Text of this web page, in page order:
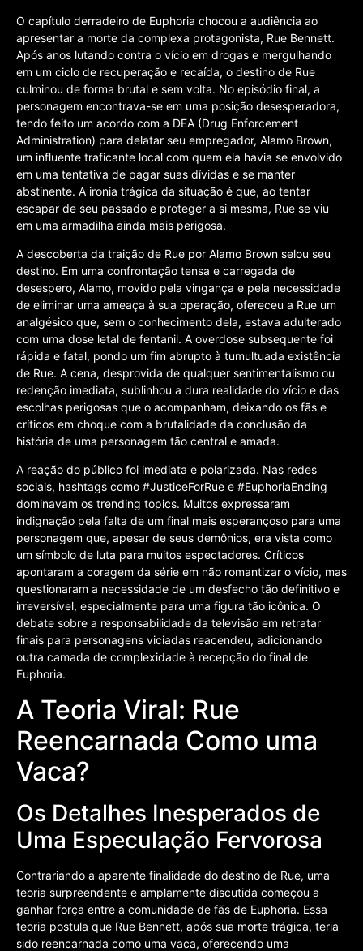
O capítulo derradeiro de Euphoria chocou a audiência ao
apresentar a morte da complexa protagonista, Rue Bennett.
Após anos lutando contra o vício em drogas e mergulhando
em um ciclo de recuperação e recaída, o destino de Rue
culminou de forma brutal e sem volta. No episódio final, a
personagem encontrava-se em uma posição desesperadora,
tendo feito um acordo com a DEA (Drug Enforcement
Administration) para delatar seu empregador, Alamo Brown,
um influente traficante local com quem ela havia se envolvido
em uma tentativa de pagar suas dívidas e se manter
abstinente. A ironia trágica da situação é que, ao tentar
escapar de seu passado e proteger a si mesma, Rue se viu
em uma armadilha ainda mais perigosa.
A descoberta da traição de Rue por Alamo Brown selou seu
destino. Em uma confrontação tensa e carregada de
desespero, Alamo, movido pela vingança e pela necessidade
de eliminar uma ameaça à sua operação, ofereceu a Rue um
analgésico que, sem o conhecimento dela, estava adulterado
com uma dose letal de fentanil. A overdose subsequente foi
rápida e fatal, pondo um fim abrupto à tumultuada existência
de Rue. A cena, desprovida de qualquer sentimentalismo ou
redenção imediata, sublinhou a dura realidade do vício e das
escolhas perigosas que o acompanham, deixando os fãs e
críticos em choque com a brutalidade da conclusão da
história de uma personagem tão central e amada.
A reação do público foi imediata e polarizada. Nas redes
sociais, hashtags como #JusticeForRue e #EuphoriaEnding
dominavam os trending topics. Muitos expressaram
indignação pela falta de um final mais esperançoso para uma
personagem que, apesar de seus demônios, era vista como
um símbolo de luta para muitos espectadores. Críticos
apontaram a coragem da série em não romantizar o vício, mas
questionaram a necessidade de um desfecho tão definitivo e
irreversível, especialmente para uma figura tão icônica. O
debate sobre a responsabilidade da televisão em retratar
finais para personagens viciadas reacendeu, adicionando
outra camada de complexidade à recepção do final de
Euphoria.
A Teoria Viral: Rue
Reencarnada Como uma
Vaca?
Os Detalhes Inesperados de
Uma Especulação Fervorosa
Contrariando a aparente finalidade do destino de Rue, uma
teoria surpreendente e amplamente discutida começou a
ganhar força entre a comunidade de fãs de Euphoria. Essa
teoria postula que Rue Bennett, após sua morte trágica, teria
sido reencarnada como uma vaca, oferecendo uma